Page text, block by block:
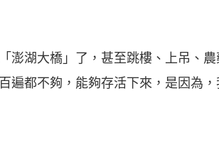
湖大橋」了，甚至跳樓、上吊、
都不夠，能夠存活下來，是因為，